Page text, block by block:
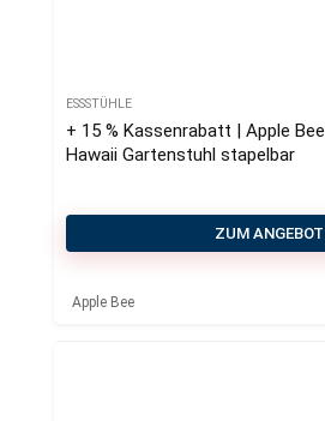
ESSSTÜHLE
+ 15 % Kassenrabatt | Apple Bee
Hawaii Gartenstuhl stapelbar
ZUM ANGEBOT
Apple Bee